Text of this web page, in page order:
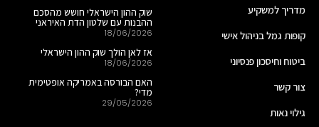
מדריך למשקיע
קופות גמל בניהול אישי
ביטוח וחיסכון פנסיוני
צור קשר
גילוי נאות
שוק ההון הישראלי חושש מהסכם
ההבנות עם שלטון הדת האיראני
18/06/2026
אז לאן הולך שוק ההון הישראלי
18/06/2026
האם הבורסה באמריקה אופטימית
מדי?
29/05/2026